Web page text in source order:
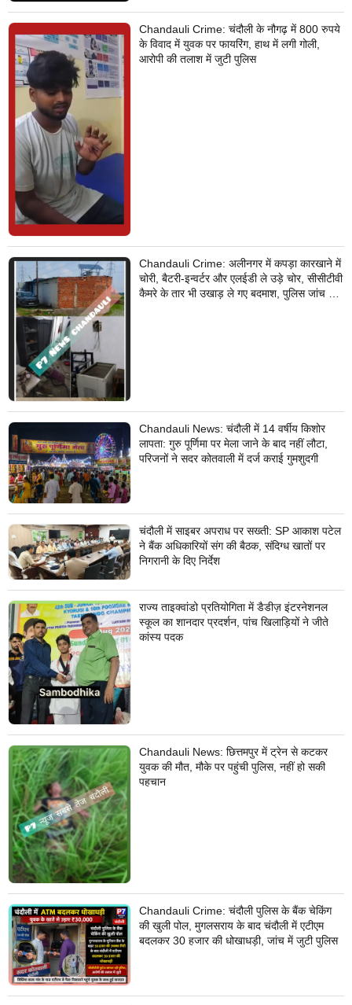
Chandauli Crime: चंदौली के नौगढ़ में 800 रुपये
के विवाद में युवक पर फायरिंग, हाथ में लगी गोली,
आरोपी की तलाश में जुटी पुलिस
Chandauli Crime: अलीनगर में कपड़ा कारखाने में
चोरी, बैटरी-इन्वर्टर और एलईडी ले उड़े चोर, सीसीटीवी
कैमरे के तार भी उखाड़ ले गए बदमाश, पुलिस जांच में
Chandauli News: चंदौली में 14 वर्षीय किशोर
लापता: गुरु पूर्णिमा पर मेला जाने के बाद नहीं लौटा,
परिजनों ने सदर कोतवाली में दर्ज कराई गुमशुदगी
चंदौली में साइबर अपराध पर सख्ती: SP आकाश पटेल
ने बैंक अधिकारियों संग की बैठक, संदिग्ध खातों पर
निगरानी के दिए निर्देश
राज्य ताइक्वांडो प्रतियोगिता में डैडीज़ इंटरनेशनल
स्कूल का शानदार प्रदर्शन, पांच खिलाड़ियों ने जीते
कांस्य पदक
Chandauli News: छित्तमपुर में ट्रेन से कटकर
युवक की मौत, मौके पर पहुंची पुलिस, नहीं हो सकी
पहचान
Chandauli Crime: चंदौली पुलिस के बैंक चेकिंग
की खुली पोल, मुगलसराय के बाद चंदौली में एटीएम
बदलकर 30 हजार की धोखाधड़ी, जांच में जुटी पुलिस